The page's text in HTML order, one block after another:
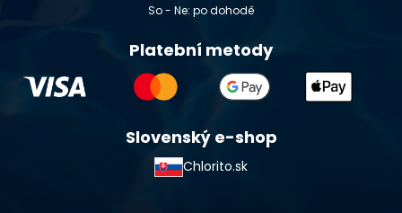
So - Ne: po dohodě
Platební metody
Slovenský e-shop
Chlorito.sk